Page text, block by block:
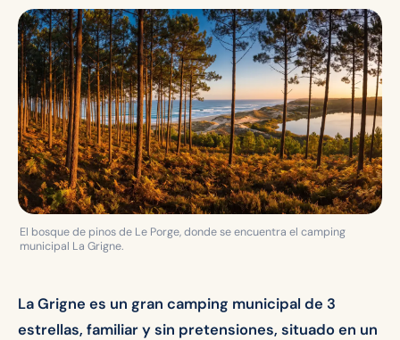
El bosque de pinos de Le Porge, donde se encuentra el camping
municipal La Grigne.
La Grigne es un gran camping municipal de 3
estrellas, familiar y sin pretensiones, situado en un